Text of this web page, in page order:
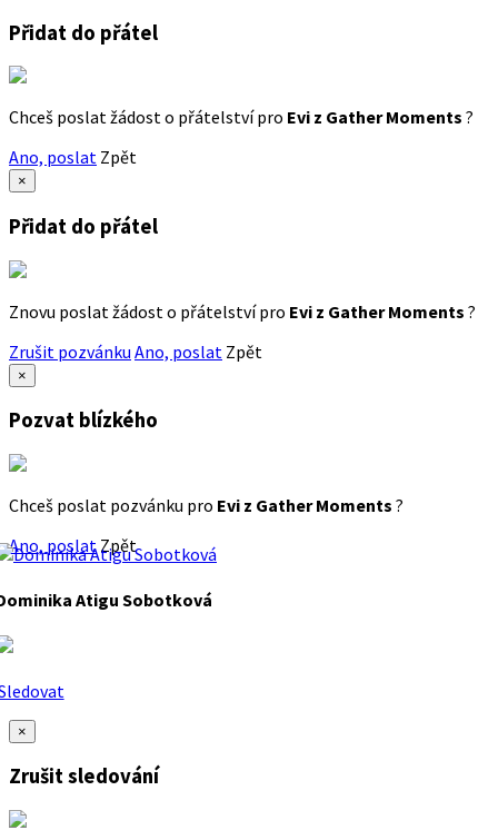
Přidat do přátel
Chceš poslat žádost o přátelství pro Evi z Gather Moments ?
Ano, poslat Zpět
×
Přidat do přátel
Znovu poslat žádost o přátelství pro Evi z Gather Moments ?
Zrušit pozvánku Ano, poslat Zpět
×
Pozvat blízkého
Chceš poslat pozvánku pro Evi z Gather Moments ?
Ano, poslat Zpět
Atigu Sobotková
×
Zrušit sledování